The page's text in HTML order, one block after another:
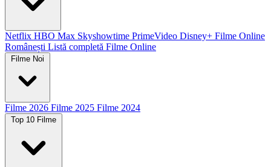
Netflix HBO Max Skyshowtime PrimeVideo Disney+ Filme Online
Românești Listă completă Filme Online
Filme Noi
Filme 2026 Filme 2025 Filme 2024
Top 10 Filme